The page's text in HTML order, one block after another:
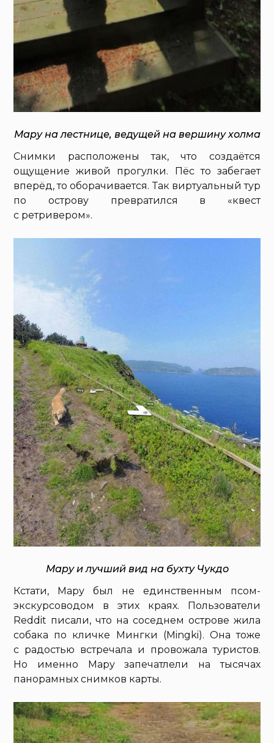
Мару на лестнице, ведущей на вершину холма
Снимки расположены так, что создаётся
ощущение живой прогулки. Пёс то забегает
вперёд, то оборачивается. Так виртуальный тур
по острову превратился в «квест
с ретривером».
Мару и лучший вид на бухту Чукдо
Кстати, Мару был не единственным псом-
экскурсоводом в этих краях. Пользователи
Reddit писали, что на соседнем острове жила
собака по кличке Мингки (Mingki). Она тоже
с радостью встречала и провожала туристов.
Но именно Мару запечатлели на тысячах
панорамных снимков карты.